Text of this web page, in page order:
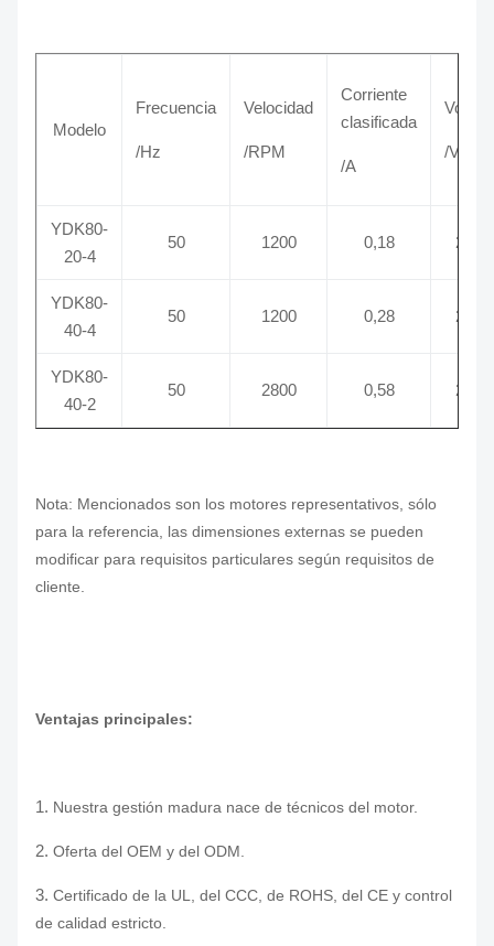
Modelo
Frecuencia
/Hz
Velocidad
/RPM
Corriente
clasificada
/A
Voltaje
/V
YDK80-
20-4
50 1200 0,18 220
YDK80-
40-4
50 1200 0,28 220
YDK80-
40-2
50 2800 0,58 220
Nota: Mencionados son los motores representativos, sólo
para la referencia, las dimensiones externas se pueden
modificar para requisitos particulares según requisitos de
cliente.
Ventajas principales:
1. Nuestra gestión madura nace de técnicos del motor.
2. Oferta del OEM y del ODM.
3. Certificado de la UL, del CCC, de ROHS, del CE y control
de calidad estricto.